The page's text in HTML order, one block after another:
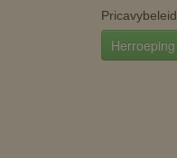
Pricavybeleid
Herroeping